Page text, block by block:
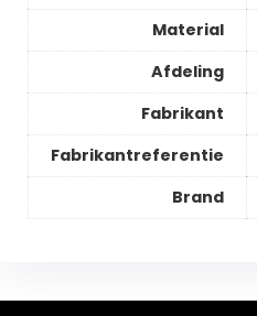
Material
Afdeling
Fabrikant
Fabrikantreferentie
Brand